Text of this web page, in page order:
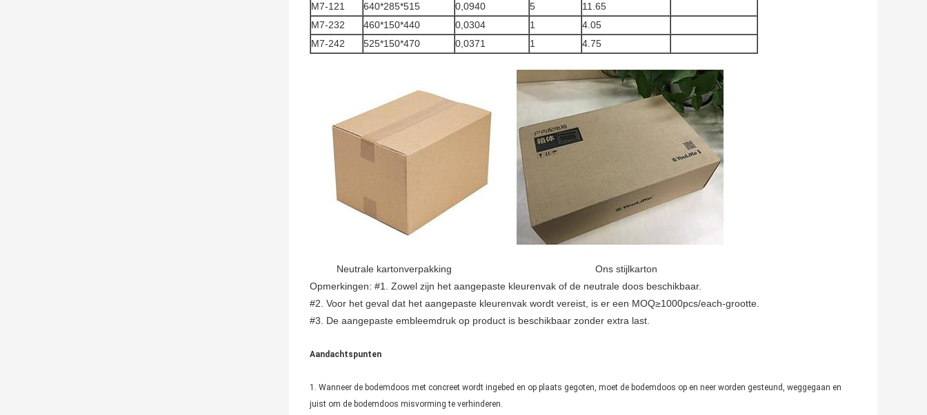
M7-121
640*285*515 0,0940 5
11.65
M7-232
460*150*440 0,0304 1
4.05
M7-242
525*150*470 0,0371 1 4.75
Neutrale kartonverpakking Ons stijlkarton
Opmerkingen: #1. Zowel zijn het aangepaste kleurenvak of de neutrale doos beschikbaar.
#2. Voor het geval dat het aangepaste kleurenvak wordt vereist, is er een MOQ≥1000pcs/each-grootte.
#3. De aangepaste embleemdruk op product is beschikbaar zonder extra last.
Aandachtspunten
1. Wanneer de bodemdoos met concreet wordt ingebed en op plaats gegoten, moet de bodemdoos op en neer worden gesteund, weggegaan en
juist om de bodemdoos misvorming te verhinderen.